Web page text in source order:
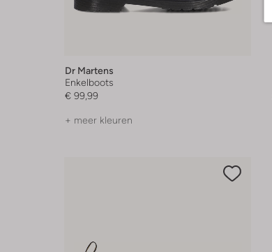
Dr Martens
Enkelboots
€ 99,99
+ meer kleuren